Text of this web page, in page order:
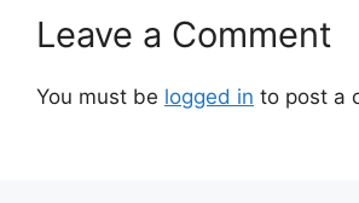
Leave a Comment
You must be logged in to post a